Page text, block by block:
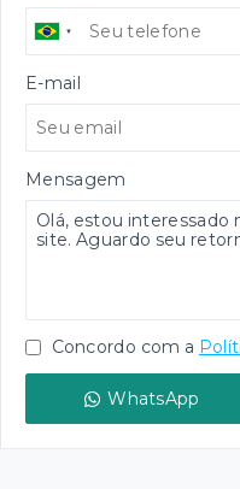
E-mail
Mensagem
Concordo com a
WhatsApp